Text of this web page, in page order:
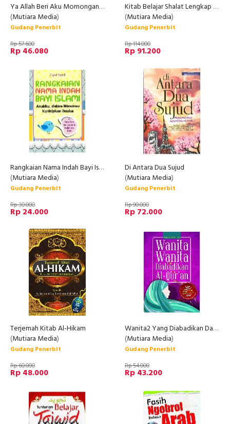
Ya Allah Beri Aku Momongan dan Kesadaran Untuk Tidak Menyia-nyiakannya
(Mutiara Media)
Gudang Penerbit
Rp 57.600
Rp 46.080
Kitab Belajar Shalat Lengkap (Hard Cover)
(Mutiara Media)
Gudang Penerbit
Rp 114.000
Rp 91.200
Rangkaian Nama Indah Bayi Islami
(Mutiara Media)
Gudang Penerbit
Rp 30.000
Rp 24.000
Di Antara Dua Sujud
(Mutiara Media)
Gudang Penerbit
Rp 90.000
Rp 72.000
Terjemah Kitab Al-Hikam
(Mutiara Media)
Gudang Penerbit
Rp 60.000
Rp 48.000
Wanita2 Yang Diabadikan Dalam Al Quran
(Mutiara Media)
Gudang Penerbit
Rp 54.000
Rp 43.200